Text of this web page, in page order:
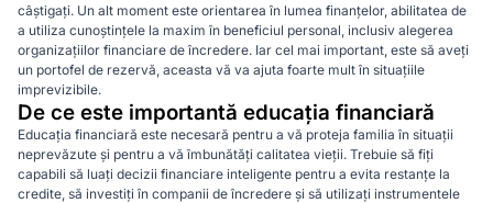
câștigați. Un alt moment este orientarea în lumea finanțelor, abilitatea de
a utiliza cunoștințele la maxim în beneficiul personal, inclusiv alegerea
organizațiilor financiare de încredere. Iar cel mai important, este să aveți
un portofel de rezervă, aceasta vă va ajuta foarte mult în situațiile
imprevizibile.
De ce este importantă educația financiară
Educația financiară este necesară pentru a vă proteja familia în situații
neprevăzute și pentru a vă îmbunătăți calitatea vieții. Trebuie să fiți
capabili să luați decizii financiare inteligente pentru a evita restanțe la
credite, să investiți în companii de încredere și să utilizați instrumentele